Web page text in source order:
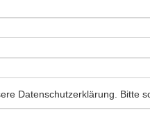
Datenschutzerklärung. Bitte